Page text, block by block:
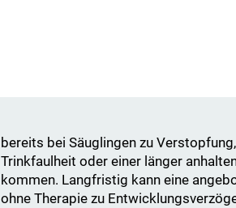
bereits bei Säuglingen zu
Trinkfaulheit oder einer länger
kommen. Langfristig kann eine
ohne Therapie zu